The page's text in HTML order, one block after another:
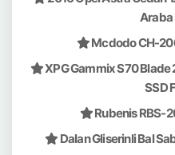
Araba
Mcdodo CH-
XPG Gammix S70
SSD
Rubenis RBS-
Dalan Gliserinli Bal